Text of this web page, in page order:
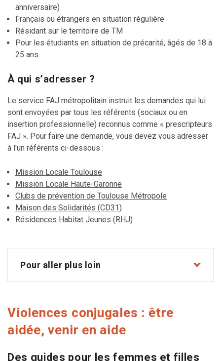
anniversaire)
Français ou étrangers en situation régulière
Résidant sur le territoire de TM
Pour les étudiants en situation de précarité, âgés de 18 à
25 ans.
À qui s’adresser ?
Le service FAJ métropolitain instruit les demandes qui lui
sont envoyées par tous les référents (sociaux ou en
insertion professionnelle) reconnus comme « prescripteurs
FAJ ». Pour faire une demande, vous devez vous adresser
à l'un référents ci-dessous :
Mission Locale Toulouse
Mission Locale Haute-Garonne
Clubs de prévention de Toulouse Métropole
Maison des Solidarités (CD31)
Résidences Habitat Jeunes (RHJ)
Pour aller plus loin
Violences conjugales : être
aidée, venir en aide
Des guides pour les femmes et filles